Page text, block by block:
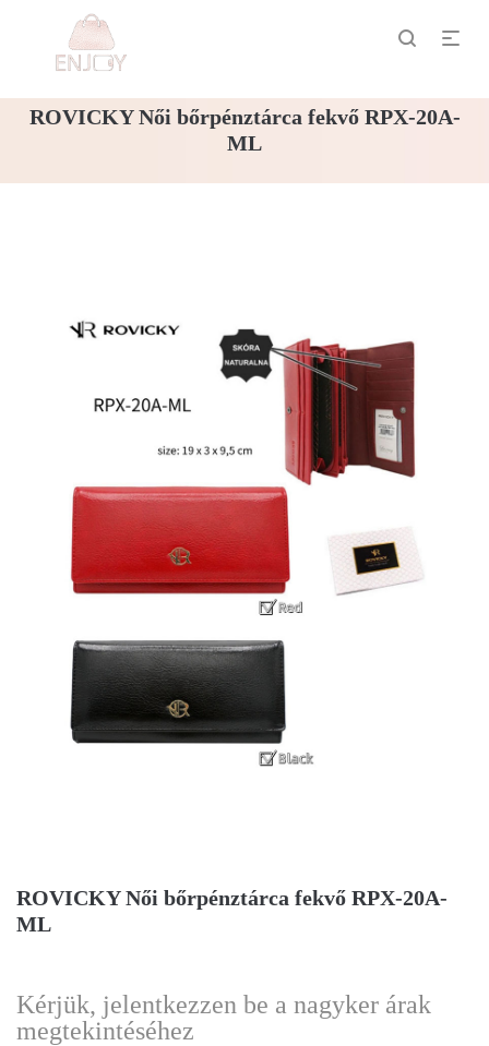
ROVICKY Női bőrpénztárca fekvő RPX-20A-
ML
ROVICKY Női bőrpénztárca fekvő RPX-20A-
ML
Kérjük, jelentkezzen be a nagyker árak
megtekintéséhez